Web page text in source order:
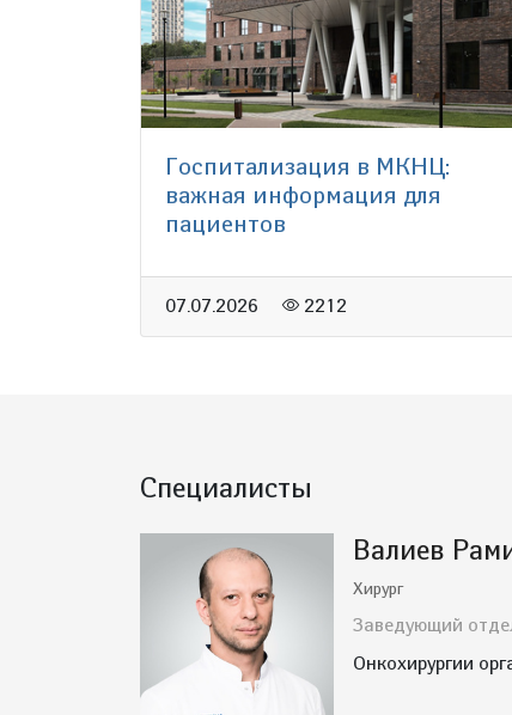
Госпитализация в МКНЦ:
важная информация для
пациентов
07.07.2026 2212
Специалисты
Валиев
Хирург
Заведующий
Онкохирургии